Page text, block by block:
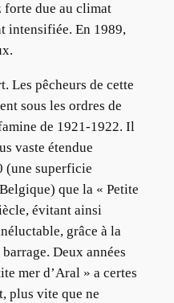
forte due au climat
intensifiée. En 1989,
Les pêcheurs de cette
sous les ordres de
de 1921-1922. Il
vaste étendue
(une superficie
que la « Petite
évitant ainsi
grâce à la
Deux années
mer d’Aral » a certes
plus vite que ne